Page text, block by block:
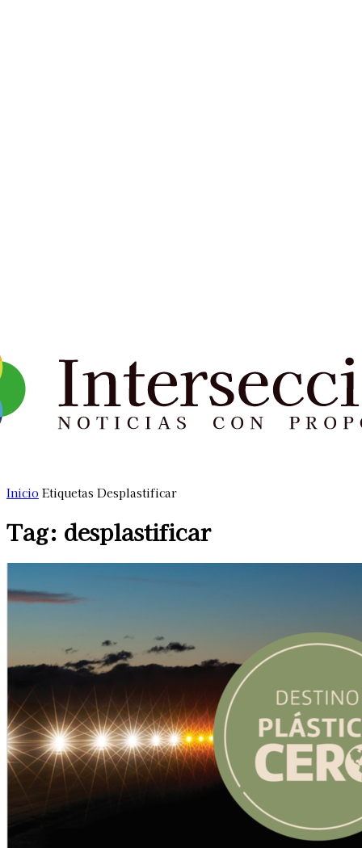
Inicio Etiquetas Desplastificar
Tag: desplastificar